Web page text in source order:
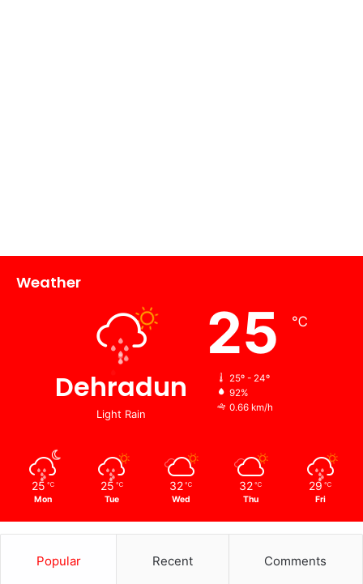
Weather
Dehradun
Light Rain
25 ℃
25º - 24º
92%
0.66 km/h
25 ℃
Mon
25 ℃
Tue
32 ℃
Wed
32 ℃
Thu
29 ℃
Fri
Popular Recent Comments